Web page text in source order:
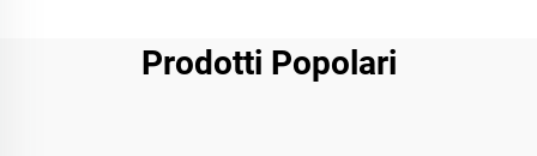
Prodotti Popolari